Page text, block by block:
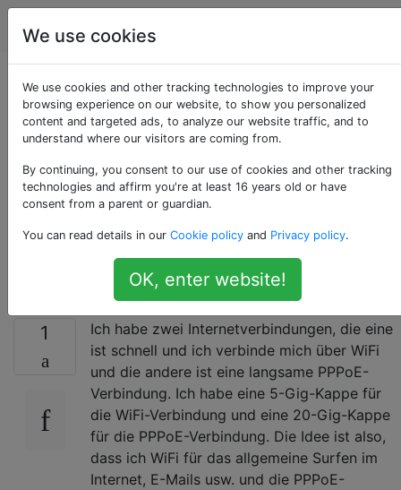
Apple
So verwenden Sie
zwei
Internetverbindungen
unabhängig
voneinander
1
Ich habe zwei Internetverbindungen, die eine
ist schnell und ich verbinde mich über WiFi
und die andere ist eine langsame PPPoE-
Verbindung. Ich habe eine 5-Gig-Kappe für
die WiFi-Verbindung und eine 20-Gig-Kappe
für die PPPoE-Verbindung. Die Idee ist also,
dass ich WiFi für das allgemeine Surfen im
Internet, E-Mails usw. und die PPPoE-
We use cookies
We use cookies and other tracking technologies to improve your
browsing experience on our website, to show you personalized
content and targeted ads, to analyze our website traffic, and to
understand where our visitors are coming from.
By continuing, you consent to our use of cookies and other tracking
technologies and affirm you're at least 16 years old or have
consent from a parent or guardian.
You can read details in our Cookie policy and Privacy policy.
OK, enter website!